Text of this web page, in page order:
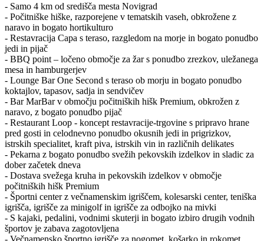
- Samo 4 km od središča mesta Novigrad
- Počitniške hiške, razporejene v tematskih vaseh, obkrožene z
naravo in bogato hortikulturo
- Restavracija Capa s teraso, razgledom na morje in bogato ponudbo
jedi in pijač
- BBQ point – ločeno območje za žar s ponudbo zrezkov, uležanega
mesa in hamburgerjev
- Lounge Bar One Second s teraso ob morju in bogato ponudbo
koktajlov, tapasov, sadja in sendvičev
- Bar MarBar v območju počitniških hišk Premium, obkrožen z
naravo, z bogato ponudbo pijač
- Restaurant Loop - koncept restavracije-trgovine s pripravo hrane
pred gosti in celodnevno ponudbo okusnih jedi in prigrizkov,
istrskih specialitet, kraft piva, istrskih vin in različnih delikates
- Pekarna z bogato ponudbo svežih pekovskih izdelkov in sladic za
dober začetek dneva
- Dostava svežega kruha in pekovskih izdelkov v območje
počitniških hišk Premium
- Športni center z večnamenskim igriščem, kolesarski center, teniška
igrišča, igrišče za minigolf in igrišče za odbojko na mivki
- S kajaki, pedalini, vodnimi skuterji in bogato izbiro drugih vodnih
športov je zabava zagotovljena
- Večnamensko športno igrišče za nogomet, košarko in rokomet